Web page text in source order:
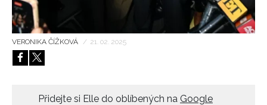
VERONIKA ČÍŽKOVÁ / 21. 02. 2025
Přidejte si Elle do oblíbených na Google